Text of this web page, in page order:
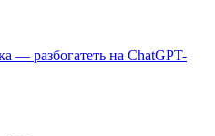
— разбогатеть на ChatGPT-